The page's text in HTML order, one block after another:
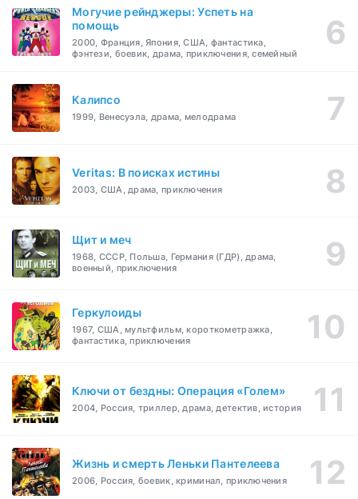
Могучие рейнджеры: Успеть на
помощь
2000, Франция, Япония, США, фантастика,
фэнтези, боевик, драма, приключения, семейный
Калипсо
1999, Венесуэла, драма, мелодрама
Veritas: В поисках истины
2003, США, драма, приключения
Щит и меч
1968, СССР, Польша, Германия (ГДР), драма,
военный, приключения
Геркулоиды
1967, США, мультфильм, короткометражка,
фантастика, приключения
Ключи от бездны: Операция «Голем»
2004, Россия, триллер, драма, детектив, история
Жизнь и смерть Леньки Пантелеева
2006, Россия, боевик, криминал, приключения